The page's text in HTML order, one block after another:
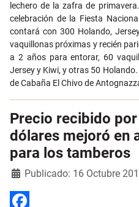
lechero de la zafra de
celebración de la Fiesta
contará con 300 Holando,
vaquillonas próximas y recién
a 2 años para entorar, 60
Jersey y Kiwi, y otras 50
de Cabaña El Chivo de
Precio recibido
dólares mejoró en
para los tamberos
DetallesPublicado: 16 Octubre